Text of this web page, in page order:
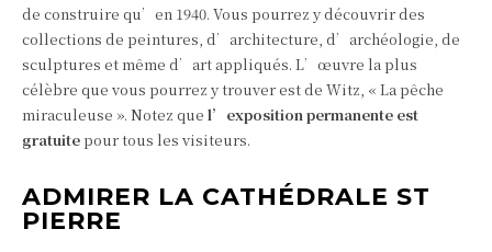
de construire qu’en 1940. Vous pourrez y découvrir des
collections de peintures, d’architecture, d’archéologie, de
sculptures et même d’art appliqués. L’œuvre la plus
célèbre que vous pourrez y trouver est de Witz, « La pêche
miraculeuse ». Notez que l’exposition permanente est
gratuitepour tous les visiteurs.
ADMIRER LA CATHÉDRALE ST
PIERRE